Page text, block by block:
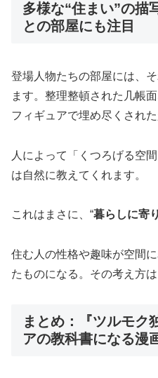
多様な“住まい”の描
との部屋にも注目
登場人物たちの部屋には、
ます。整理整頓された几帳
フィギュアで埋め尽くされた
人によって「くつろげる空
は自然に教えてくれます。
これはまさに、“暮らしに寄
住む人の性格や趣味が空間
たものになる。その考え方
まとめ：『ツルモク
アの教科書になる漫